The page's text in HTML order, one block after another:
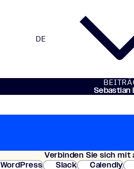
DE
Sebas­tian
Verbin­den Sie sich mit
WordPress Slack Calendly